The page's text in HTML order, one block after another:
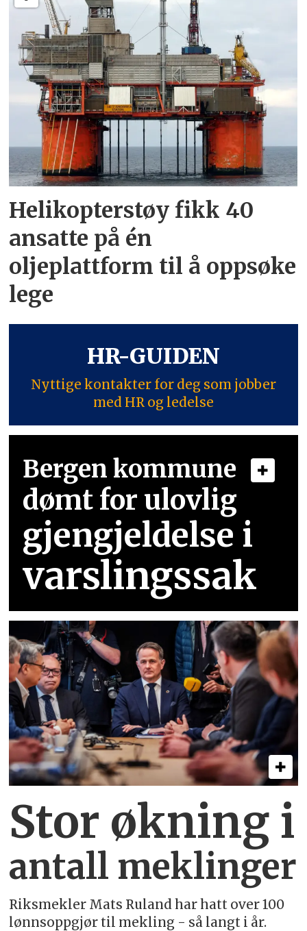
Helikopterstøy fikk 40
ansatte på én
oljeplattform til å oppsøke
lege
HR-GUIDEN
Nyttige kontakter for deg som jobber
med HR og ledelse
Bergen kommune
dømt for ulovlig
gjengjeldelse i
varslingssak
Stor økning i
antall meklinger
Riksmekler Mats Ruland har hatt over 100
lønnsoppgjør til mekling - så langt i år.